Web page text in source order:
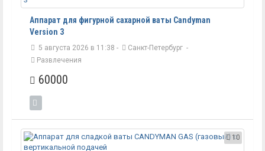
Аппарат для фигурной сахарной ваты Candyman
Version 3
5 августа 2026 в 11:38 - Санкт-Петербург -
Развлечения
60000
10